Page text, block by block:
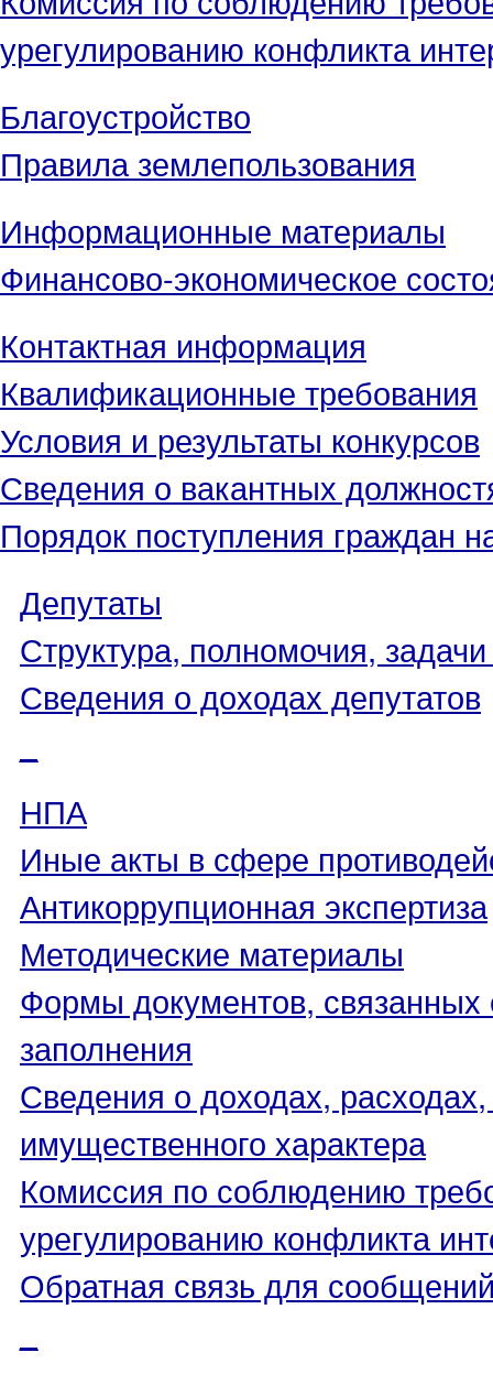
урегулированию конфликта
Благоустройство
Правила землепользования
Информационные материалы
Финансово-экономическое
Контактная информация
Квалификационные требования
Условия и результаты конкурсов
Сведения о вакантных
Порядок поступления граждан
Депутаты
Структура, полномочия,
Сведения о доходах депутатов
НПА
Иные акты в сфере
Антикоррупционная экспертиза
Методические материалы
Формы документов, связанных
заполнения
Сведения о доходах,
имущественного характера
Комиссия по соблюдению
урегулированию конфликта
Обратная связь для